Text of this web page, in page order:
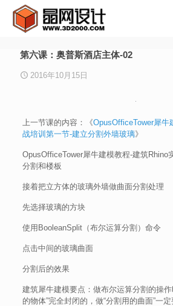
第六课：奥普斯酒店主体-02
2016年10月15日
上一节课的内容：《OpusOfficeTower犀牛
战培训第一节-建立分割外墙玻璃》
OpusOfficeTower犀牛建模教程-建筑Rhino
分割和楼板
接着把立方体的玻璃外墙做曲面分割处理
先选择玻璃的方块
使用BooleanSplit（布尔运算分割）命令
点击中间的玻璃曲面
分割后的效果
建筑犀牛建模要点：做布尔运算分割的操作
的物体”完全封闭的，做“分割用的曲面”一